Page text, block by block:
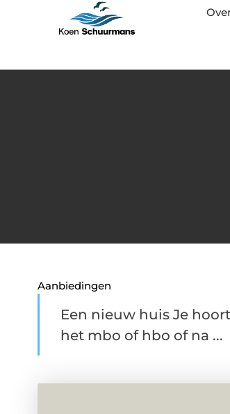
Aanbiedingen
Een nieuw huis Je
het mbo of hbo of na ...